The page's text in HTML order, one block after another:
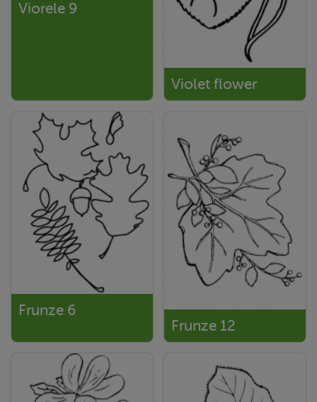
Viorele 9
Violet flower
Frunze 6
Frunze 12